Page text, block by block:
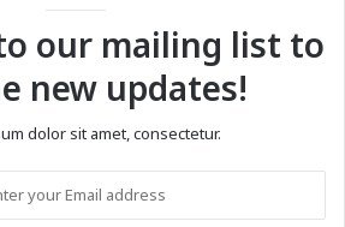
our mailing list to
new updates!
dolor sit amet, consectetur.